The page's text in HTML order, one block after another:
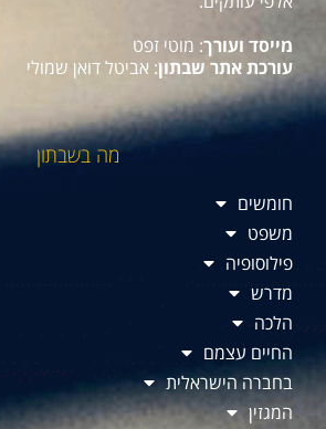
מייסד ועורך: מוטי זפט
עורכת אתר שבתון: אביטל דואן שמולי
מה בשבתון
חומשים
משפט
פילוסופיה
מדרש
הלכה
החיים עצמם
בחברה הישראלית
המגזין